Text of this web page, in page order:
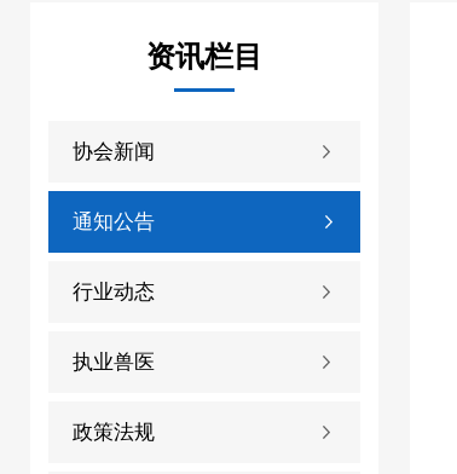
资讯栏目
协会新闻
通知公告
行业动态
执业兽医
政策法规